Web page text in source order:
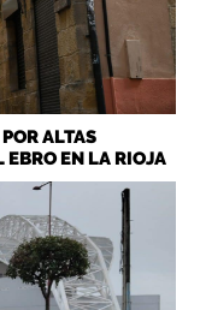
ALTAS
EBRO EN LA RIOJA